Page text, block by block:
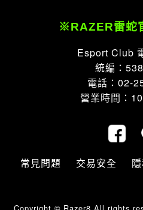
※RAZER雷蛇
Esport Club
統編：
電話：02-
營業時間：
常見問題 交易安全